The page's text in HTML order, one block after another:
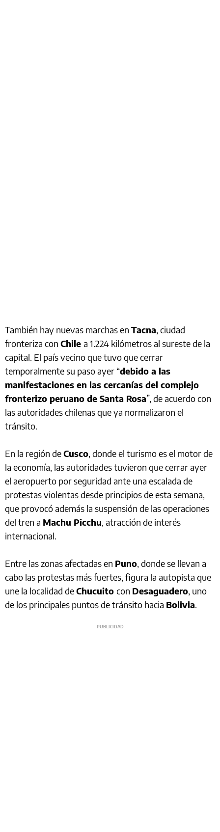
También hay nuevas marchas en Tacna, ciudad
fronteriza con Chile a 1.224 kilómetros al sureste de la
capital. El país vecino que tuvo que cerrar
temporalmente su paso ayer “debido a las
manifestaciones en las cercanías del complejo
fronterizo peruano de Santa Rosa”, de acuerdo con
las autoridades chilenas que ya normalizaron el
tránsito.
En la región deCusco, donde el turismo es el motor de
la economía, las autoridades tuvieron que cerrar ayer
el aeropuerto por seguridad ante una escalada de
protestas violentas desde principios de esta semana,
que provocó además la suspensión de las operaciones
del tren a Machu Picchu, atracción de interés
internacional.
Entre las zonas afectadas en Puno, donde se llevan a
cabo las protestas más fuertes, figura la autopista que
une la localidad deChucuito con Desaguadero, uno
de los principales puntos de tránsito hacia Bolivia.